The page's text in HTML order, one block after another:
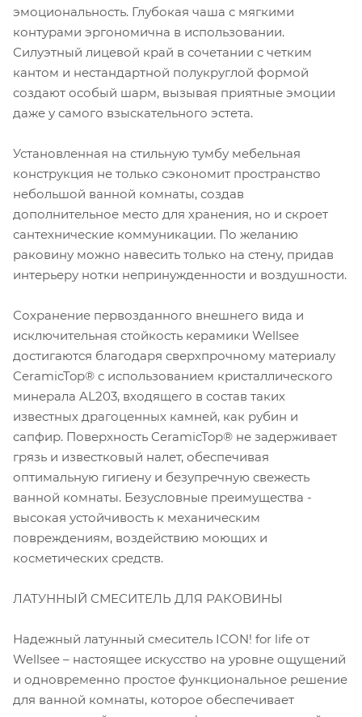
эмоциональность. Глубокая чаша с мягкими
контурами эргономична в использовании.
Силуэтный лицевой край в сочетании с четким
кантом и нестандартной полукруглой формой
создают особый шарм, вызывая приятные эмоции
даже у самого взыскательного эстета.
Установленная на стильную тумбу мебельная
конструкция не только сэкономит пространство
небольшой ванной комнаты, создав
дополнительное место для хранения, но и скроет
сантехнические коммуникации. По желанию
раковину можно навесить только на стену, придав
интерьеру нотки непринужденности и воздушности.
Сохранение первозданного внешнего вида и
исключительная стойкость керамики Wellsee
достигаются благодаря сверхпрочному материалу
CeramicTop® с использованием кристаллического
минерала AL203, входящего в состав таких
известных драгоценных камней, как рубин и
сапфир. Поверхность CeramicTop® не задерживает
грязь и известковый налет, обеспечивая
оптимальную гигиену и безупречную свежесть
ванной комнаты. Безусловные преимущества -
высокая устойчивость к механическим
повреждениям, воздействию моющих и
косметических средств.
ЛАТУННЫЙ СМЕСИТЕЛЬ ДЛЯ РАКОВИНЫ
Надежный латунный смеситель ICON! for life от
Wellsee – настоящее искусство на уровне ощущений
и одновременно простое функциональное решение
для ванной комнаты, которое обеспечивает